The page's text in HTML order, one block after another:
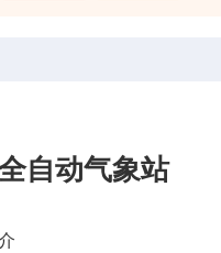
置：首页 产品中心
自动气象站